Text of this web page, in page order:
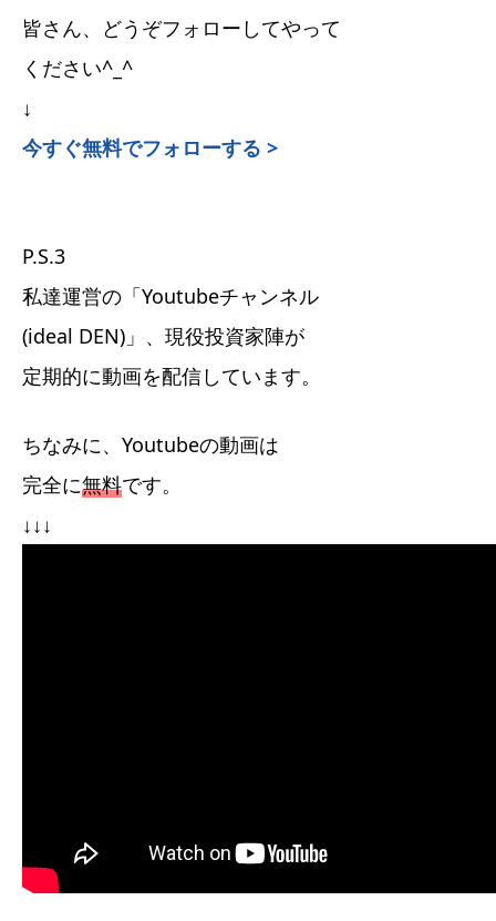
皆さん、どうぞフォローしてやって
ください^_^
↓
今すぐ無料でフォローする >
P.S.3
私達運営の「Youtubeチャンネル
(ideal DEN)」、現役投資家陣が
定期的に動画を配信しています。
ちなみに、Youtubeの動画は
完全に無料です。
↓↓↓